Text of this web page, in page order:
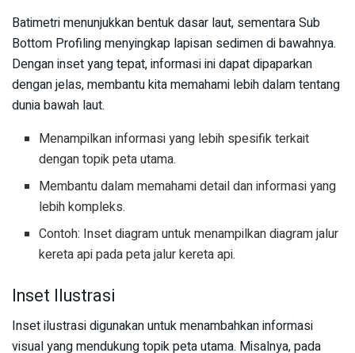
Batimetri menunjukkan bentuk dasar laut, sementara Sub
Bottom Profiling menyingkap lapisan sedimen di bawahnya.
Dengan inset yang tepat, informasi ini dapat dipaparkan
dengan jelas, membantu kita memahami lebih dalam tentang
dunia bawah laut.
Menampilkan informasi yang lebih spesifik terkait
dengan topik peta utama.
Membantu dalam memahami detail dan informasi yang
lebih kompleks.
Contoh: Inset diagram untuk menampilkan diagram jalur
kereta api pada peta jalur kereta api.
Inset Ilustrasi
Inset ilustrasi digunakan untuk menambahkan informasi
visual yang mendukung topik peta utama. Misalnya, pada